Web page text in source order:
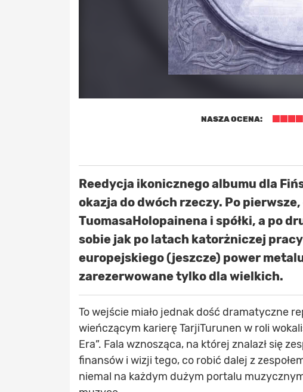
NASZA OCENA:
Reedycja ikonicznego albumu dla
okazja do dwóch rzeczy. Po
TuomasaHolopainena i spółki, a po
sobie jak po latach katorżniczej
europejskiego (jeszcze) power
zarezerwowane tylko dla wielkich.
To wejście miało jednak dość dramatyczne
wieńczącym karierę TarjiTurunen w roli
Era”. Fala wznosząca, na której znalazł się
finansów i wizji tego, co robić dalej z
niemal na każdym dużym portalu